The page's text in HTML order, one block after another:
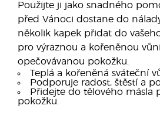
Použijte ji jako snadného
před Vánoci dostane do
několik kapek přidat do
pro výraznou a kořeněnou
opečovávanou pokožku.
Teplá a kořeněná sváteční
Podporuje radost, štěstí a
Přidejte do tělového másla
pokožku.